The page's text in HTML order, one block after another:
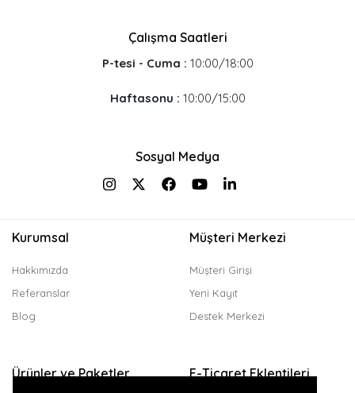
Çalışma Saatleri
P-tesi - Cuma : 10:00/18:00
Haftasonu : 10:00/15:00
Sosyal Medya
Kurumsal
Hakkımızda
Referanslar
Blog
Müşteri Merkezi
Müşteri Girişi
Yeni Kayıt
Destek Merkezi
Ürünler ve Paketler E-Ticaret Eklentileri